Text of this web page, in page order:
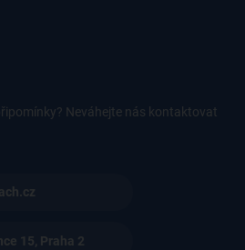
Neváhejte nás kontaktovat
15, Praha 2